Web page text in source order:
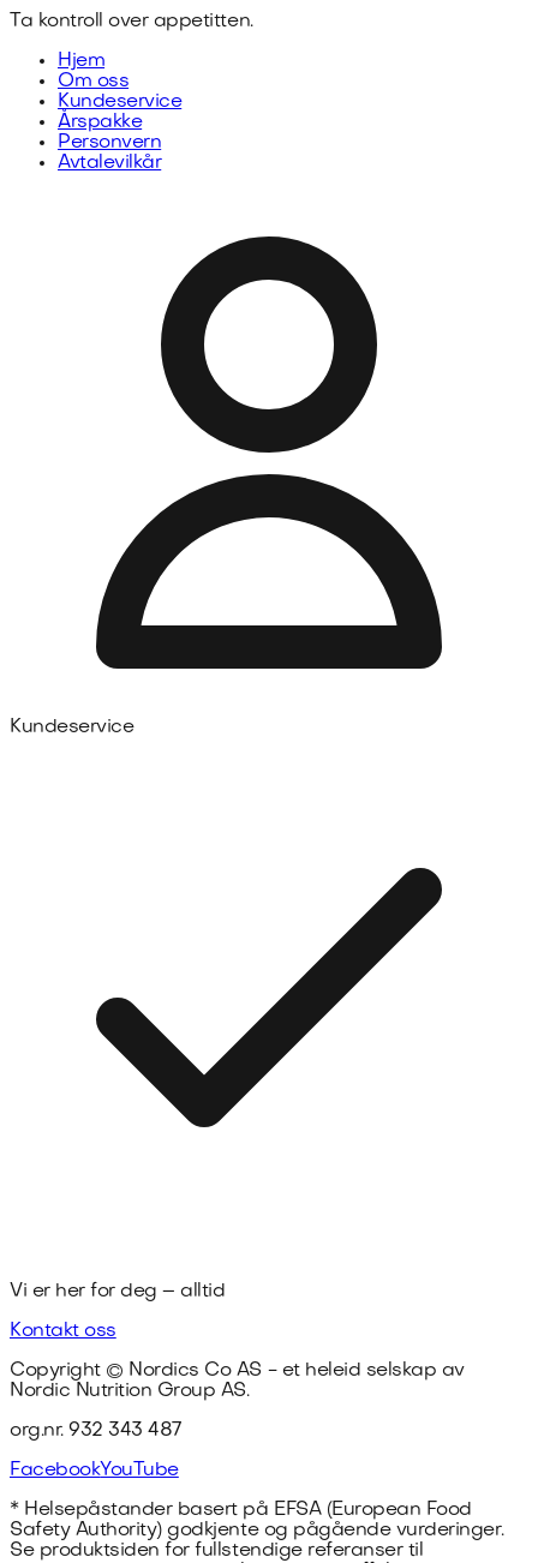
Ta kontroll over appetitten.
Hjem
Om oss
Kundeservice
Årspakke
Personvern
Avtalevilkår
Kundeservice
Vi er her for deg – alltid
Kontakt oss
Copyright © Nordics Co AS - et heleid selskap av
Nordic Nutrition Group AS.
org.nr.932 343 487
FacebookYouTube
* Helsepåstander basert på EFSA (European Food
Safety Authority) godkjente og pågående vurderinger.
Se produktsiden for fullstendige referanser til